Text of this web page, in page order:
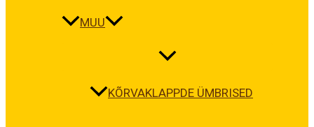
MUU
KÕRVAKLAPPDE ÜMBRISED